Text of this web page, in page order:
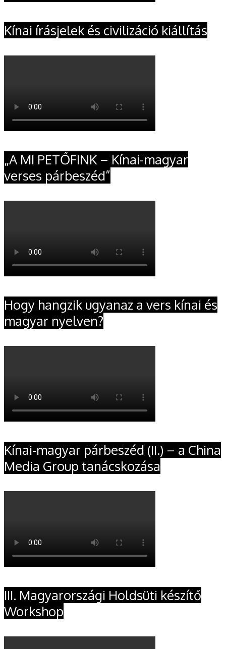
Kínai írásjelek és civilizáció kiállítás
„A MI PETŐFINK – Kínai-magyar
verses párbeszéd”
Hogy hangzik ugyanaz a vers kínai és
magyar nyelven?
Kínai-magyar párbeszéd (II.) – a China
Media Group tanácskozása
III. Magyarországi Holdsüti készítő
Workshop